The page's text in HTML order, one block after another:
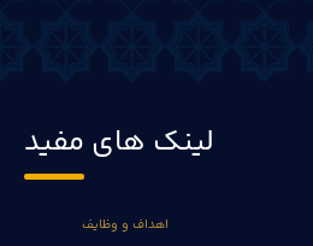
لینک های مفید
اهداف و وظایف